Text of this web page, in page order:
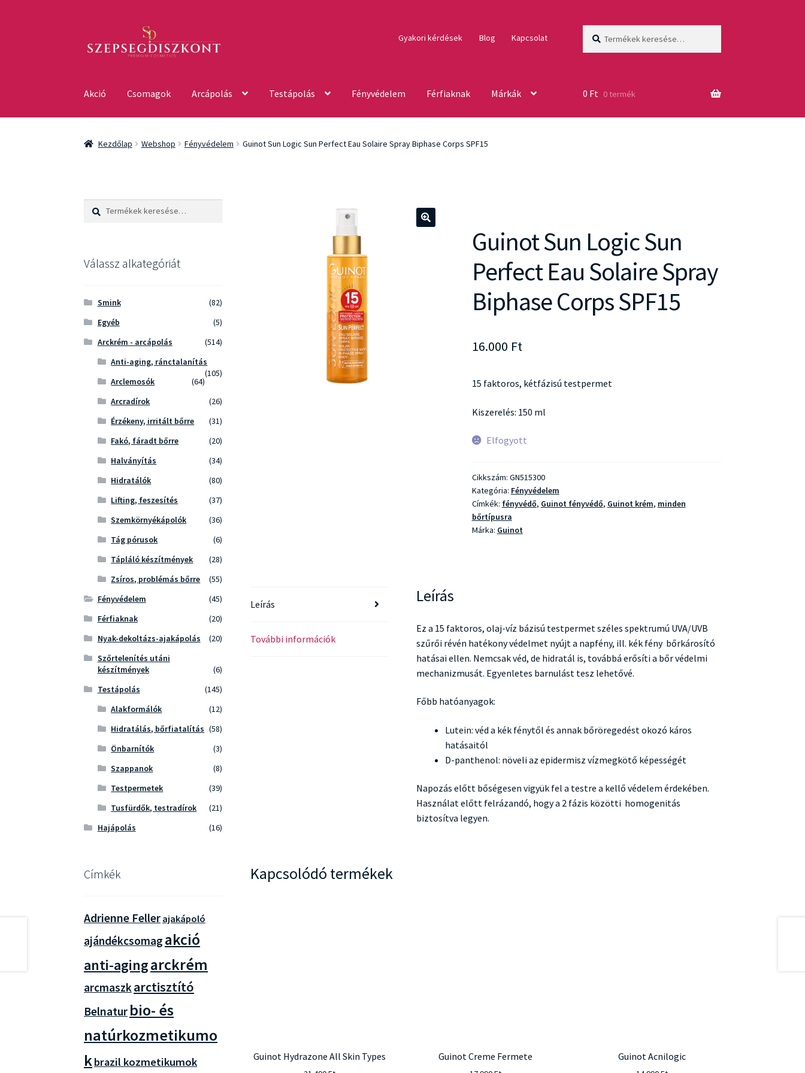
a
navigációhoz
a
Gyakori kérdések Blog Kapcsolat
Akció Csomagok Arcápolás Testápolás Fényvédelem Férfiaknak Márkák 0 Ft 0 termék
Kezdőlap Webshop Fényvédelem Guinot Sun Logic Sun Perfect Eau Solaire Spray Biphase Corps SPF15
Guinot Sun Logic Sun
Perfect Eau Solaire Spray
Biphase Corps SPF15
16.000 Ft
15 faktoros, kétfázisú testpermet
Kiszerelés: 150 ml
Elfogyott
Cikkszám: GN515300
Kategória: Fényvédelem
Címkék: fényvédő, Guinot fényvédő, Guinot krém, minden
bőrtípusra
Márka: Guinot
Leírás
További információk
Leírás
Ez a 15 faktoros, olaj-víz bázisú testpermet széles spektrumú UVA/UVB
szűrői révén hatékony védelmet nyújt a napfény, ill. kék fény bőrkárosító
hatásai ellen. Nemcsak véd, de hidratál is, továbbá erősíti a bőr védelmi
mechanizmusát. Egyenletes barnulást tesz lehetővé.
Főbb hatóanyagok:
Lutein: véd a kék fénytől és annak bőröregedést okozó káros
hatásaitól
D-panthenol: növeli az epidermisz vízmegkötő képességét
Napozás előtt bőségesen vigyük fel a testre a kellő védelem érdekében.
Használat előtt felrázandó, hogy a 2 fázis közötti homogenitás
biztosítva legyen.
Kapcsolódó termékek
Guinot Hydrazone All Skin Types Guinot Creme Fermete Guinot Acnilogic
Keresés
Keresés
Válassz alkategóriát
Smink
(82)
Egyéb
(5)
Arckrém - arcápolás
(514)
Anti-aging, ránctalanítás
(105)
Arclemosók
(64)
Arcradírok
(26)
Érzékeny, irritált bőrre
(31)
Fakó, fáradt bőrre
(20)
Halványítás
(34)
Hidratálók
(80)
Lifting, feszesítés
(37)
Szemkörnyékápolók
(36)
Tág pórusok
(6)
Tápláló készítmények
(28)
Zsíros, problémás bőrre
(55)
Fényvédelem
(45)
Férfiaknak
(20)
Nyak-dekoltázs-ajakápolás
(20)
Szőrtelenítés utáni
készítmények
(6)
Testápolás
(145)
Alakformálók
(12)
Hidratálás, bőrfiatalítás (58)
Önbarnítók
(3)
Szappanok
(8)
Testpermetek
(39)
Tusfürdők, testradírok
(21)
Hajápolás
(16)
Címkék
Adrienne Feller ajakápoló
ajándékcsomag akció
anti-agingarckrém
arcmaszkarctisztító
Belnatur bio- és
natúrkozmetikumo
kbrazil kozmetikumok